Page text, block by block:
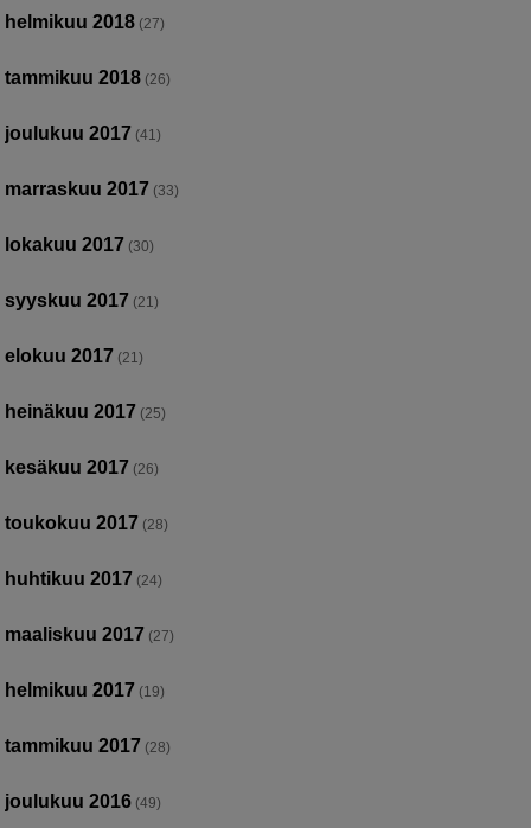
helmikuu 2018 (27)
tammikuu 2018 (26)
joulukuu 2017 (41)
marraskuu 2017 (33)
lokakuu 2017 (30)
syyskuu 2017 (21)
elokuu 2017 (21)
heinäkuu 2017 (25)
kesäkuu 2017 (26)
toukokuu 2017 (28)
huhtikuu 2017 (24)
maaliskuu 2017 (27)
helmikuu 2017 (19)
tammikuu 2017 (28)
joulukuu 2016 (49)